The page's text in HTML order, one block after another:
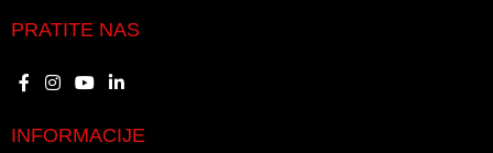
PRATITE NAS
INFORMACIJE